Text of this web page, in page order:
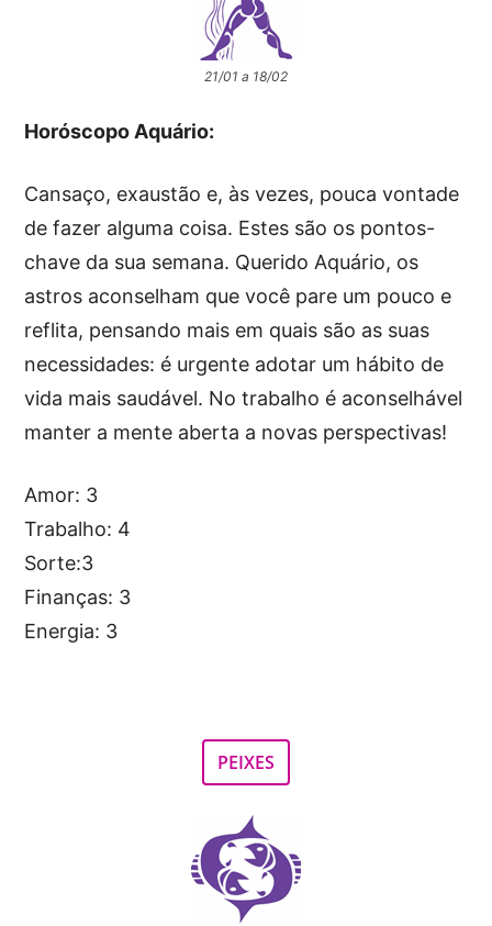
21/01 a 18/02
Horóscopo Aquário:
Cansaço, exaustão e, às vezes, pouca vontade
de fazer alguma coisa. Estes são os pontos-
chave da sua semana. Querido Aquário, os
astros aconselham que você pare um pouco e
reflita, pensando mais em quais são as suas
necessidades: é urgente adotar um hábito de
vida mais saudável. No trabalho é aconselhável
manter a mente aberta a novas perspectivas!
Amor: 3
Trabalho: 4
Sorte:3
Finanças: 3
Energia: 3
PEIXES